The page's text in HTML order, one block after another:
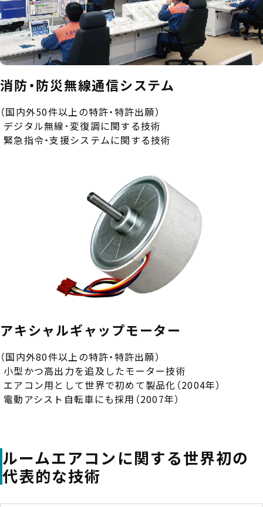
労働施策総合推進法に基づく中途採用比率の公表
事業紹介
情報通信システム事業
消防・防災無線通信システム
（国内外50件以上の特許・特許出願）
デジタル無線･変復調に関する技術
緊急指令・支援システムに関する技術
アキシャルギャップモーター
（国内外80件以上の特許・特許出願）
小型かつ高出力を追及したモーター技術
エアコン用として世界で初めて製品化（2004年）
電動アシスト自転車にも採用（2007年）
ルームエアコンに関する世界初の
代表的な技術